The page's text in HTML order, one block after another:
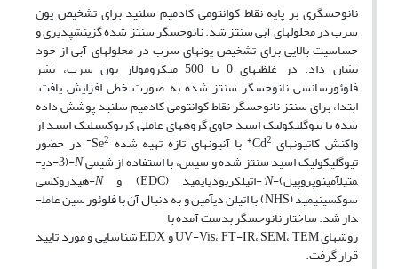
نانوحسگری بر پایه نقاط کوانتومی کادمیم سلنید برای تشخیص یون
سرب در محلول­های آبی سنتز شد. نانوحسگر سنتز شده گزینش­پذیری و
حساسیت بالایی برای تشخیص یون­های سرب در محلول­های آبی از خود
نشان داد. در غلظت­های 0 تا 500 میکرو­مولار یون سرب، نشر
فلوئورسانسی نانوحسگر سنتز شده به صورت خطی افزایش یافت.
ابتدا، برای سنتز نانوحسگر نقاط کوانتومی کادمیم سلنید پوشش داده
شده با تیوگلی­کولیک اسید حاوی گروه­های عاملی کربوکسیلیک اسید از
واکنش کاتیون­های Cd 2+ با آنیون­های تازه تهیه شده Se 2- در حضور
تیوگلی­کولیک اسید سنتز شده و سپس، با استفاده از شیمیN -(3-دی­
متیل­آمینوپروپیل)-N’-اتیل­کربودی­ایمید (EDC) و N-هیدروکسی
سوکسینیمید (NHS) با اتیلن دی­آمین و به دنبال آن با فلوئورسین عامل­
دار شد. ساختار نانوحسگر بدست آمده با
روش­های UV-Vis، FT-IR، SEM، TEM و EDX شناسایی و مورد تایید
قرار گرفت.